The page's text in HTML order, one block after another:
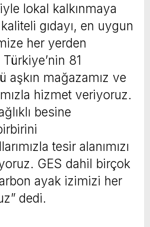
lokal kalkınmaya
gıdayı, en uygun
her yerden
81
aşkın mağazamız ve
hizmet veriyoruz.
besine
tesir alanımızı
GES dahil birçok
ayak izimizi her
dedi.